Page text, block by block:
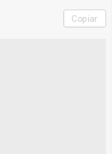
Copiar